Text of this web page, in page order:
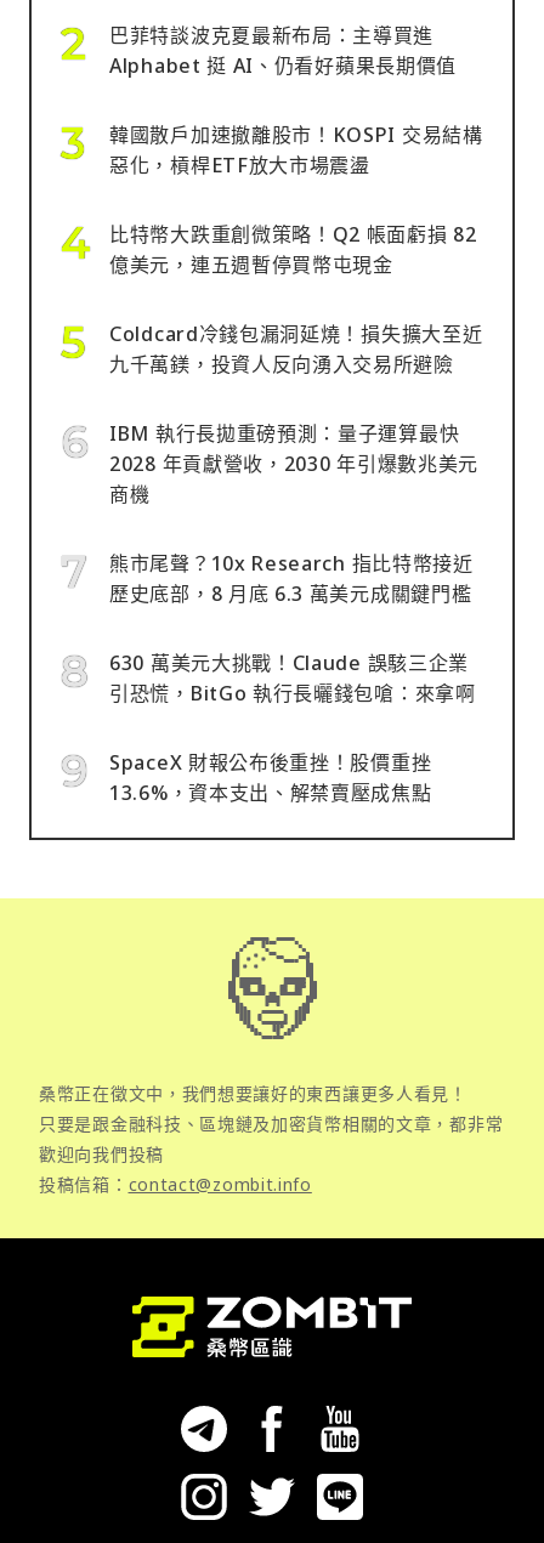
巴菲特談波克夏最新布局：主導買進
Alphabet 挺 AI、仍看好蘋果長期價值
韓國散戶加速撤離股市！KOSPI 交易結構
惡化，槓桿ETF放大市場震盪
比特幣大跌重創微策略！Q2 帳面虧損 82
億美元，連五週暫停買幣屯現金
Coldcard冷錢包漏洞延燒！損失擴大至近
九千萬鎂，投資人反向湧入交易所避險
IBM 執行長拋重磅預測：量子運算最快
2028 年貢獻營收，2030 年引爆數兆美元
商機
熊市尾聲？10x Research 指比特幣接近
歷史底部，8 月底 6.3 萬美元成關鍵門檻
630 萬美元大挑戰！Claude 誤駭三企業
引恐慌，BitGo 執行長曬錢包嗆：來拿啊
SpaceX 財報公布後重挫！股價重挫
13.6%，資本支出、解禁賣壓成焦點
桑幣正在徵文中，我們想要讓好的東西讓更多人看見！
只要是跟金融科技、區塊鏈及加密貨幣相關的文章，都非常
歡迎向我們投稿
投稿信箱： contact@zombit.info